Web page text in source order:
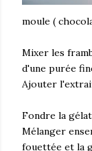
moule (
Mixer les
d'une purée
Ajouter
Fondre la
Mélanger
fouettée et la